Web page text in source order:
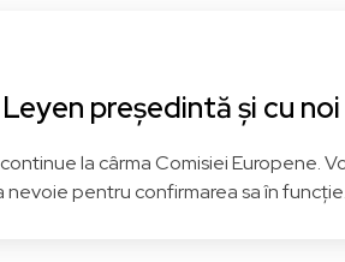
Gheorghe
președintă și cu
la cârma Comisiei Europene.
nevoie pentru confirmarea sa în funcție.